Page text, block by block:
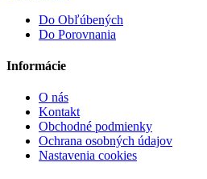
Do Obľúbených
Do Porovnania
Informácie
O nás
Kontakt
Obchodné podmienky
Ochrana osobných údajov
Nastavenia cookies